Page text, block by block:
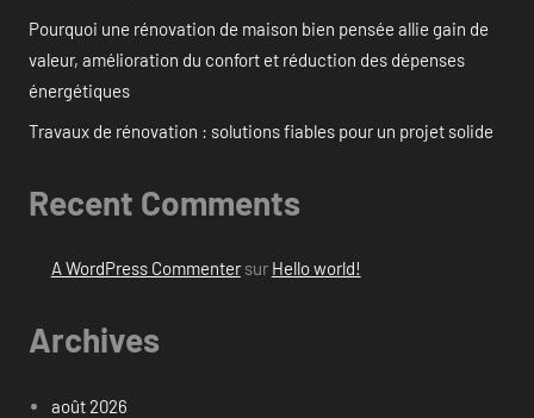
Pourquoi une rénovation de maison bien pensée allie gain de
valeur, amélioration du confort et réduction des dépenses
énergétiques
Travaux de rénovation : solutions fiables pour un projet solide
Recent Comments
A WordPress Commentersur Hello world!
Archives
août 2026